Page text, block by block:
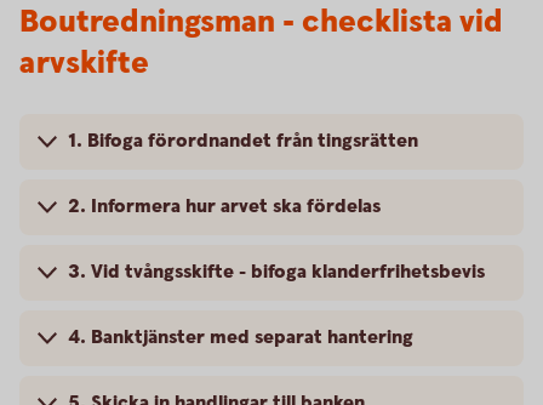
Boutredningsman - checklista vid
arvskifte
1. Bifoga förordnandet från tingsrätten
2. Informera hur arvet ska fördelas
3. Vid tvångsskifte - bifoga klanderfrihetsbevis
4. Banktjänster med separat hantering